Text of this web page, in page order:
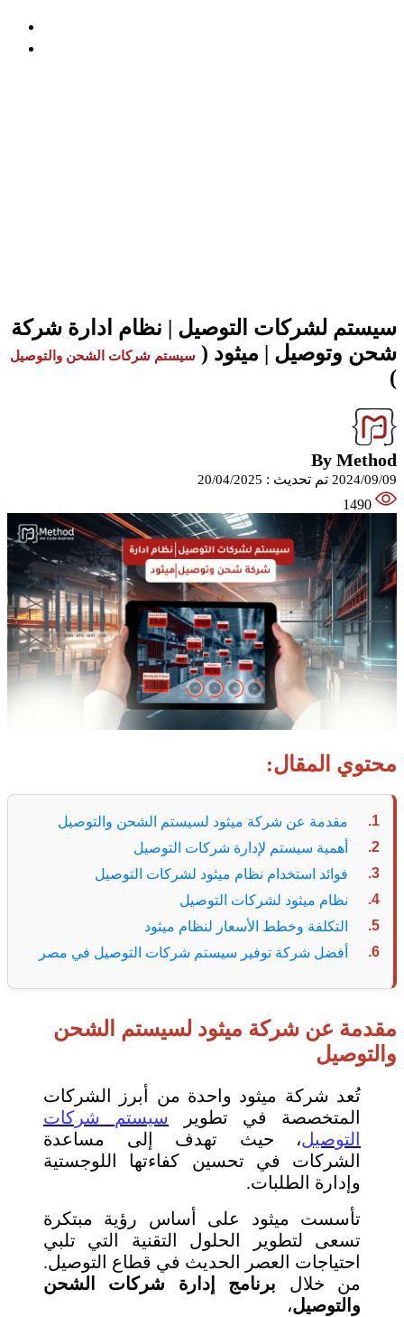
سيستم لشركات التوصيل | نظام ادارة شركة
شحن وتوصيل | ميثود ( سيستم شركات الشحن والتوصيل
)
By Method
2024/09/09 تم تحديث : 20/04/2025
1490
محتوي المقال:
مقدمة عن شركة ميثود لسيستم الشحن والتوصيل
أهمية سيستم لإدارة شركات التوصيل
فوائد استخدام نظام ميثود لشركات التوصيل
نظام ميثود لشركات التوصيل
التكلفة وخطط الأسعار لنظام ميثود
أفضل شركة توفير سيستم شركات التوصيل في مصر
مقدمة عن شركة ميثود لسيستم الشحن
والتوصيل
تُعد شركة ميثود واحدة من أبرز الشركات
المتخصصة في تطوير
سيستم شركات
التوصيل، حيث تهدف إلى مساعدة
الشركات في تحسين كفاءتها اللوجستية
وإدارة الطلبات.
تأسست ميثود على أساس رؤية مبتكرة
تسعى لتطوير الحلول التقنية التي تلبي
احتياجات العصر الحديث في قطاع التوصيل.
من خلال برنامج إدارة شركات الشحن
والتوصيل،